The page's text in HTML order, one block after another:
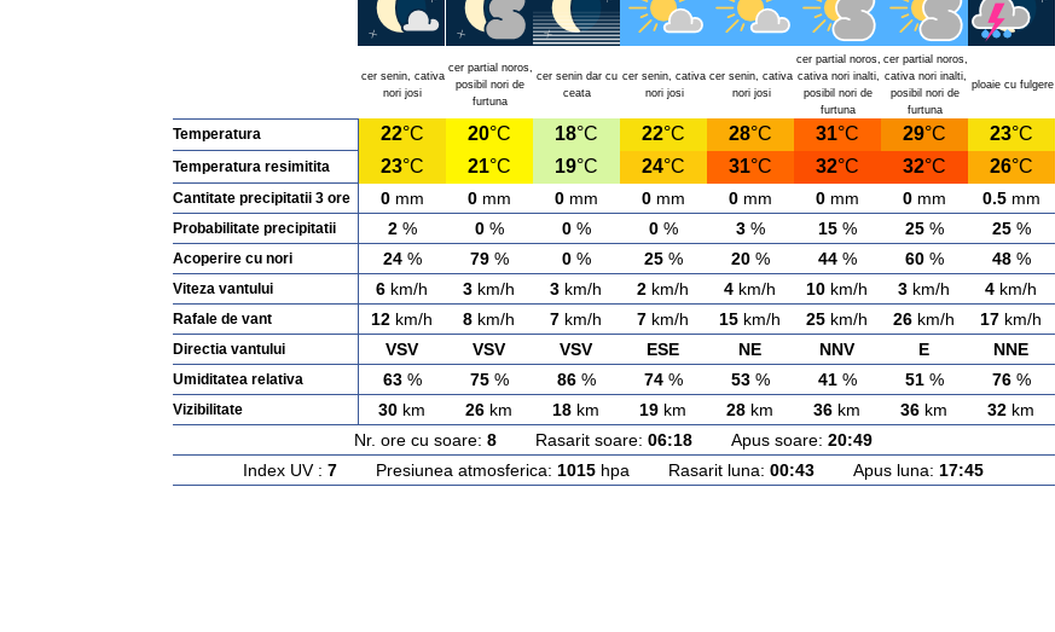
cer senin, cativa
nori josi
cer partial noros,
posibil nori de
furtuna
cer senin dar cu
ceata
cer senin, cativa
nori josi
cer senin, cativa
nori josi
cer partial noros,
cativa nori inalti,
posibil nori de
furtuna
cer partial noros,
cativa nori inalti,
posibil nori de
furtuna
ploaie cu fulgere
Temperatura 22°C 20°C 18°C 22°C 28°C 31°C 29°C 23°C
Temperatura resimitita 23°C 21°C 19°C 24°C 31°C 32°C 32°C 26°C
Cantitate precipitatii 3 ore 0mm 0mm 0mm 0mm 0mm 0mm 0mm 0.5mm
Probabilitate precipitatii 2% 0% 0% 0% 3% 15% 25% 25%
Acoperire cu nori 24% 79% 0% 25% 20% 44% 60% 48%
Viteza vantului 6 km/h 3 km/h 3 km/h 2 km/h 4 km/h 10 km/h 3 km/h 4 km/h
Rafale de vant 12 km/h 8 km/h 7 km/h 7 km/h 15 km/h 25 km/h 26 km/h 17 km/h
Directia vantului VSV VSV VSV ESE NE NNV E NNE
Umiditatea relativa 63% 75% 86% 74% 53% 41% 51% 76%
Vizibilitate 30 km 26 km 18 km 19 km 28 km 36 km 36 km 32 km
Nr. ore cu soare: 8 Rasarit soare: 06:18 Apus soare: 20:49
Index UV : 7 Presiunea atmosferica: 1015 hpa Rasarit luna: 00:43 Apus luna: 17:45